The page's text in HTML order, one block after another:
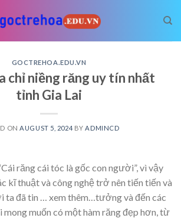
GOCTREHOA.EDU.VN
chỉ niềng răng uy tín nhất
tỉnh Gia Lai
ON AUGUST 5, 2024 BY ADMINCD
răng cái tóc là gốc con người”, vì vậy
kĩ thuật và công nghệ trở nên tiến tiến và
ta đã tin
… xem thêm… tưởng và đến các
mong muốn có một hàm răng đẹp hơn, từ